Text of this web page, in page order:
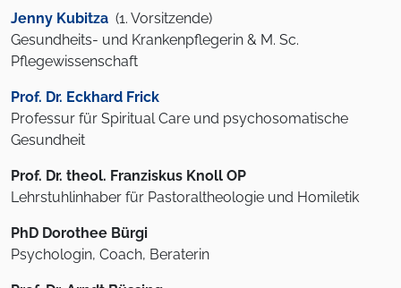
Jenny Kubitza (1. Vorsitzende)
Gesundheits- und Krankenpflegerin & M. Sc.
Pflegewissenschaft
Prof. Dr. Eckhard Frick
Professur für Spiritual Care und psychosomatische
Gesundheit
Prof. Dr. theol. Franziskus Knoll OP
Lehrstuhlinhaber für Pastoraltheologie und Homiletik
PhD Dorothee Bürgi
Psychologin, Coach, Beraterin